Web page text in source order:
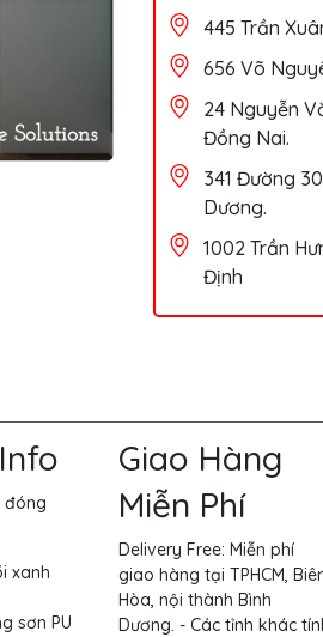
445 Trần
656 Võ
24 Nguyễn
Đồng Nai.
341 Đường
Dương.
1002 Trần
Định
đóng
xanh
sơn PU
Giao Hàng
Miễn Phí
Delivery Free: Miễn phí
giao hàng tại TPHCM,
Hòa, nội thành Bình
Dương. - Các tỉnh khác